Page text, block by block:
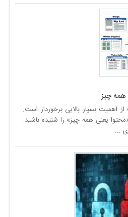
چیز
از اهمیت بسیار بالایی برخوردار است.
یعنی همه چیز» را شنیده باشید.
...